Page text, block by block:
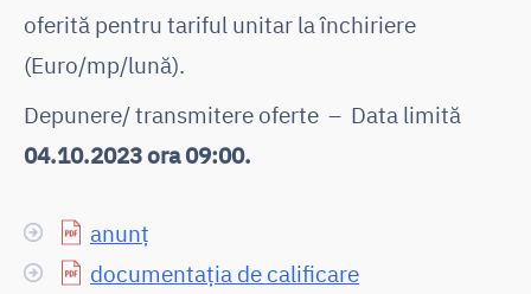
oferită pentru tariful unitar la închiriere
(Euro/mp/lună).
Depunere/ transmitere oferte – Data limită
04.10.2023 ora 09:00.
anunț
documentația de calificare